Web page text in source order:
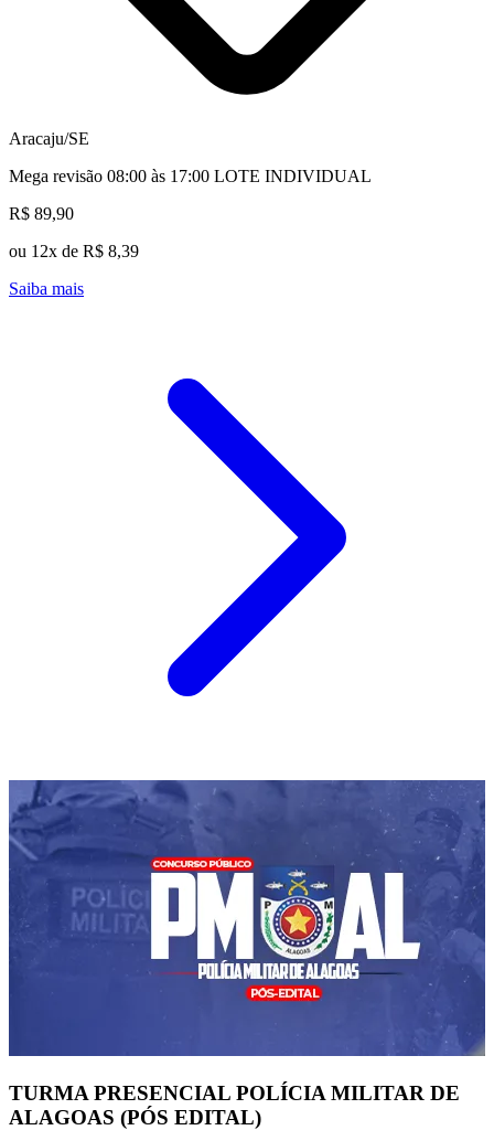
Aracaju/SE
Mega revisão 08:00 às 17:00 LOTE INDIVIDUAL
R$ 89,90
ou 12x de R$ 8,39
Saiba mais
TURMA PRESENCIAL POLÍCIA MILITAR DE
ALAGOAS (PÓS EDITAL)